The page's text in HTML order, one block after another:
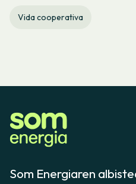
Vida cooperativa
Som Energiaren